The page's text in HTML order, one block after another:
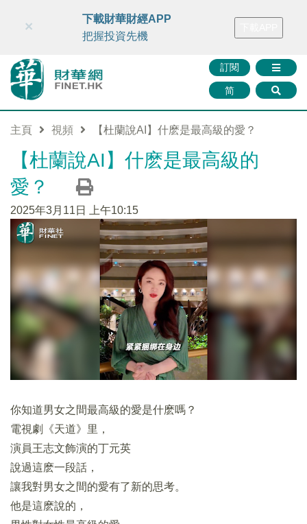
財華智庫網 FINTV FINMETA 財華證券 媒體矩陣
訂閱
简
×
下載財華財經APP
把握投資先機
主頁 視頻 【杜蘭說AI】什麽是最高級的愛？
【杜蘭說AI】什麽是最高級的
愛？
2025年3月11日 上午10:15
你知道男女之間最高級的愛是什麽嗎？
電視劇《天道》里，
演員王志文飾演的丁元英
說過這麽一段話，
讓我對男女之間的愛有了新的思考。
他是這麽說的，